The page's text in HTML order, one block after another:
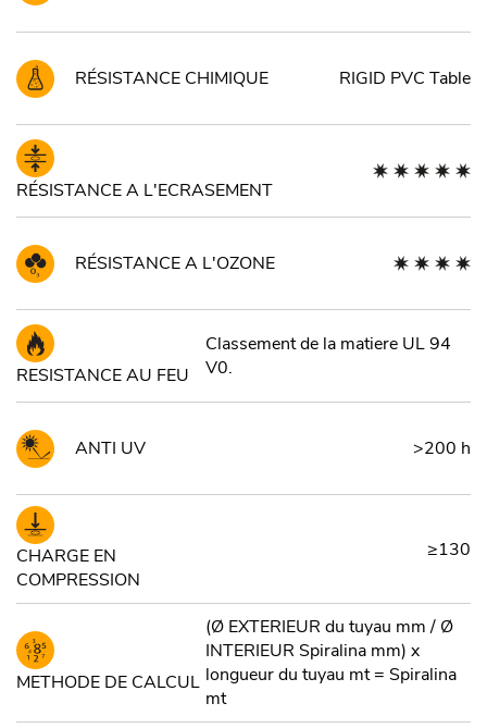
RÉSISTANCE CHIMIQUE RIGID PVC Table
RÉSISTANCE A L'ECRASEMENT
RÉSISTANCE A L'OZONE
RESISTANCE AU FEU
Classement de la matiere UL 94
V0.
ANTI UV >200 h
CHARGE EN
COMPRESSION
≥130
METHODE DE CALCUL
(Ø EXTERIEUR du tuyau mm / Ø
INTERIEUR Spiralina mm) x
longueur du tuyau mt = Spiralina
mt